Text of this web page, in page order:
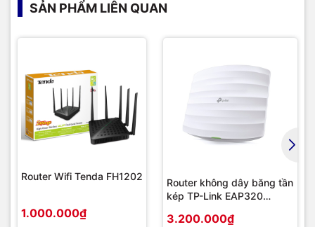
SẢN PHẨM LIÊN QUAN
Router Wifi Tenda FH1202
1.000.000₫
Router không dây băng tần
kép TP-Link EAP320
3.200.000₫